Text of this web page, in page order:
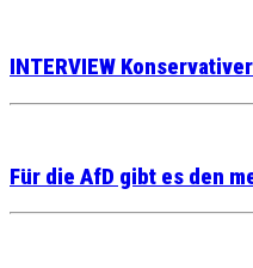
INTERVIEW
Für die AfD gibt es den